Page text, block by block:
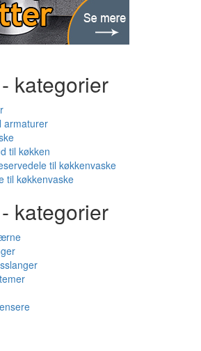
kategorier
armaturer
til køkken
til køkkenvaske
til køkkenvaske
kategorier